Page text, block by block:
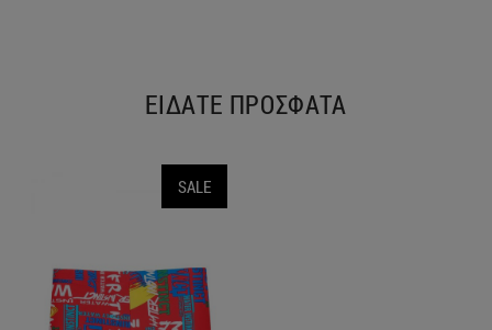
ΕΙΔΑΤΕ ΠΡΟΣΦΑΤΑ
SALE